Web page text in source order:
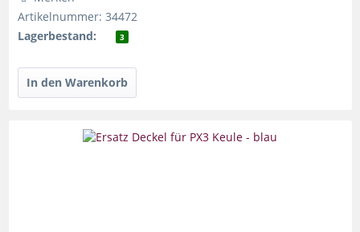
Artikelnummer: 34472
Lagerbestand:
3